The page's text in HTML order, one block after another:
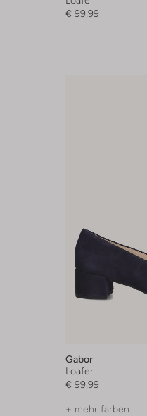
€ 99,99
Gabor
Loafer
€ 99,99
+ mehr farben